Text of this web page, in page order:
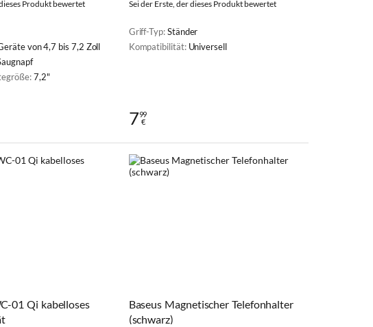
Produkt bewertet
von 4,7 bis 7,2 Zoll
7,2"
Sei der Erste, der dieses Produkt bewertet
Griff-Typ:Ständer
Kompatibilität: Universell
799
€
01 Qi kabelloses
Baseus Magnetischer Telefonhalter
(schwarz)